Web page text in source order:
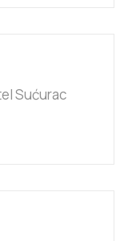
Sućurac